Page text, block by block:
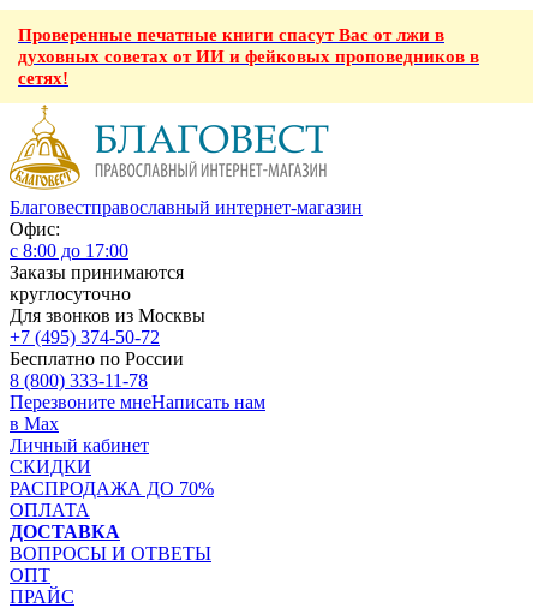
Проверенные печатные книги спасут Вас от лжи в
духовных советах от ИИ и фейковых проповедников в
сетях!
Благовестправославный интернет-магазин
Офис:
с 8:00 до 17:00
Заказы принимаются
круглосуточно
Для звонков из Москвы
+7 (495) 374-50-72
Бесплатно по России
8 (800) 333-11-78
Перезвоните мнеНаписать нам
в Max
Личный кабинет
СКИДКИ
РАСПРОДАЖА ДО 70%
ОПЛАТА
ДОСТАВКА
ВОПРОСЫ И ОТВЕТЫ
ОПТ
ПРАЙС